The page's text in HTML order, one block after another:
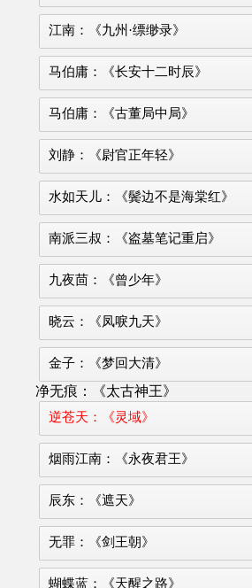
江南：《九州·缥缈录》
马伯庸：《长安十二时辰》
马伯庸：《古董局中局》
刘静：《尉官正年轻》
水如天儿：《鬓边不是海棠红》
南派三叔：《盗墓笔记重启》
九夜茴：《曾少年》
晓云：《凤唳九天》
金子：《梦回大清》
净无痕：《太古神王》
逆苍天：《灵域》
烟雨江南：《永夜君王》
辰东：《遮天》
无罪：《剑王朝》
蝴蝶蓝：《天醒之路》